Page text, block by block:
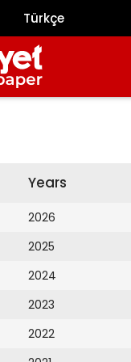
Türkçe
Years
2026
2025
2024
2023
2022